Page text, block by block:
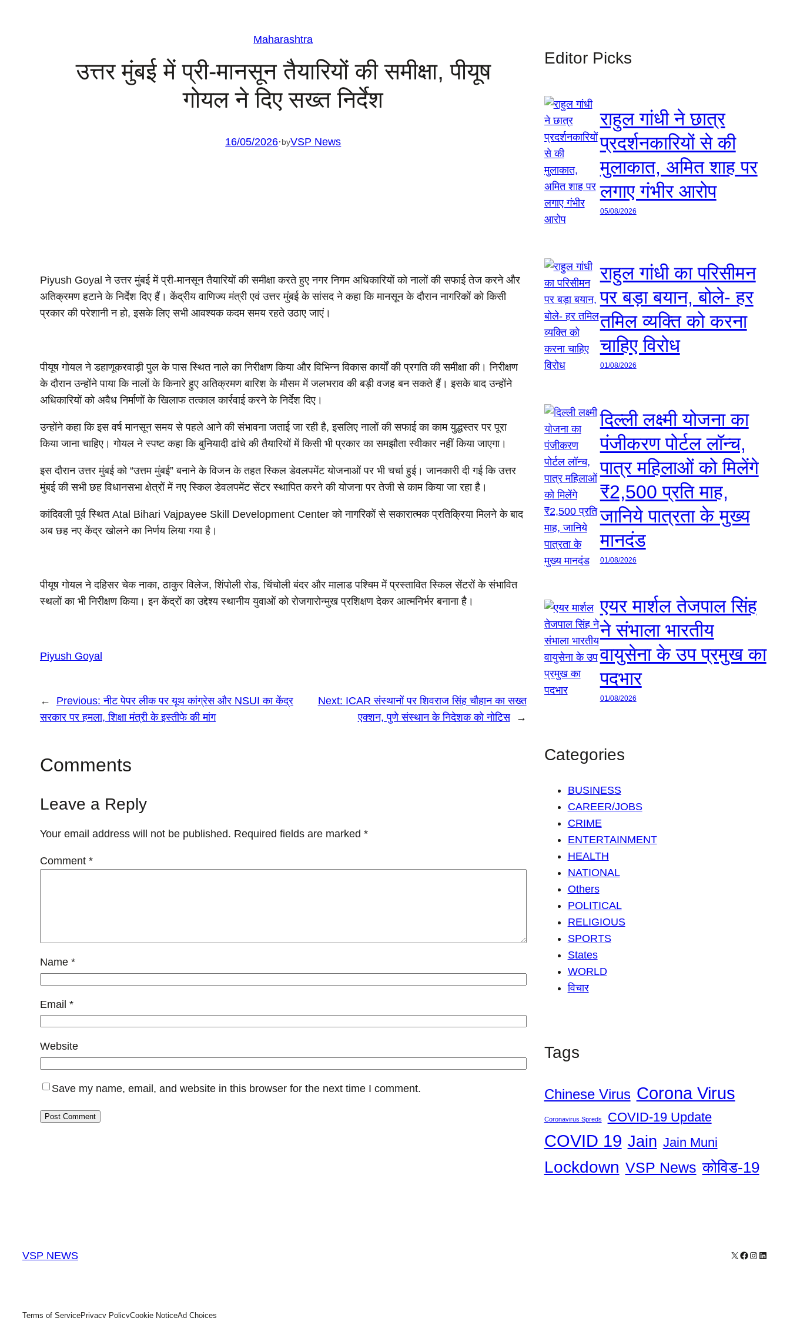
Maharashtra
उत्तर मुंबई में प्री-मानसून तैयारियों की समीक्षा, पीयूष
गोयल ने दिए सख्त निर्देश
16/05/2026·byVSP News
Piyush Goyal ने उत्तर मुंबई में प्री-मानसून तैयारियों की समीक्षा करते हुए नगर निगम अधिकारियों को नालों की सफाई तेज करने और
अतिक्रमण हटाने के निर्देश दिए हैं। केंद्रीय वाणिज्य मंत्री एवं उत्तर मुंबई के सांसद ने कहा कि मानसून के दौरान नागरिकों को किसी
प्रकार की परेशानी न हो, इसके लिए सभी आवश्यक कदम समय रहते उठाए जाएं।
पीयूष गोयल ने डहाणूकरवाड़ी पुल के पास स्थित नाले का निरीक्षण किया और विभिन्न विकास कार्यों की प्रगति की समीक्षा की। निरीक्षण
के दौरान उन्होंने पाया कि नालों के किनारे हुए अतिक्रमण बारिश के मौसम में जलभराव की बड़ी वजह बन सकते हैं। इसके बाद उन्होंने
अधिकारियों को अवैध निर्माणों के खिलाफ तत्काल कार्रवाई करने के निर्देश दिए।
उन्होंने कहा कि इस वर्ष मानसून समय से पहले आने की संभावना जताई जा रही है, इसलिए नालों की सफाई का काम युद्धस्तर पर पूरा
किया जाना चाहिए। गोयल ने स्पष्ट कहा कि बुनियादी ढांचे की तैयारियों में किसी भी प्रकार का समझौता स्वीकार नहीं किया जाएगा।
इस दौरान उत्तर मुंबई को “उत्तम मुंबई” बनाने के विजन के तहत स्किल डेवलपमेंट योजनाओं पर भी चर्चा हुई। जानकारी दी गई कि उत्तर
मुंबई की सभी छह विधानसभा क्षेत्रों में नए स्किल डेवलपमेंट सेंटर स्थापित करने की योजना पर तेजी से काम किया जा रहा है।
कांदिवली पूर्व स्थित Atal Bihari Vajpayee Skill Development Center को नागरिकों से सकारात्मक प्रतिक्रिया मिलने के बाद
अब छह नए केंद्र खोलने का निर्णय लिया गया है।
पीयूष गोयल ने दहिसर चेक नाका, ठाकुर विलेज, शिंपोली रोड, चिंचोली बंदर और मालाड पश्चिम में प्रस्तावित स्किल सेंटरों के संभावित
स्थलों का भी निरीक्षण किया। इन केंद्रों का उद्देश्य स्थानीय युवाओं को रोजगारोन्मुख प्रशिक्षण देकर आत्मनिर्भर बनाना है।
Piyush Goyal
← Previous:नीट पेपर लीक पर यूथ कांग्रेस और NSUI का केंद्र
सरकार पर हमला, शिक्षा मंत्री के इस्तीफे की मांग
Next: ICAR संस्थानों पर शिवराज सिंह चौहान का सख्त
एक्शन, पुणे संस्थान के निदेशक को नोटिस
→
Comments
Leave a Reply
Your email address will not be published. Required fields are marked *
Comment *
Name *
Email *
Website
Save my name, email, and website in this browser for the next time I comment.
Editor Picks
राहुल गांधी ने छात्र
प्रदर्शनकारियों से की
मुलाकात, अमित शाह पर
लगाए गंभीर आरोप
05/08/2026
राहुल गांधी का परिसीमन
पर बड़ा बयान, बोले- हर
तमिल व्यक्ति को करना
चाहिए विरोध
01/08/2026
दिल्ली लक्ष्मी योजना का
पंजीकरण पोर्टल लॉन्च,
पात्र महिलाओं को मिलेंगे
₹2,500 प्रति माह,
जानिये पात्रता के मुख्य
मानदंड
01/08/2026
एयर मार्शल तेजपाल सिंह
ने संभाला भारतीय
वायुसेना के उप प्रमुख का
पदभार
01/08/2026
Categories
BUSINESS
CAREER/JOBS
CRIME
ENTERTAINMENT
HEALTH
NATIONAL
Others
POLITICAL
RELIGIOUS
SPORTS
States
WORLD
विचार
Tags
Chinese Virus Corona Virus
Coronavirus Spreds COVID-19 Update
COVID 19 Jain Jain Muni
Lockdown VSP News कोविड-19
VSP NEWS X Facebook
Instagram
Terms of ServicePrivacy PolicyCookie NoticeAd Choices